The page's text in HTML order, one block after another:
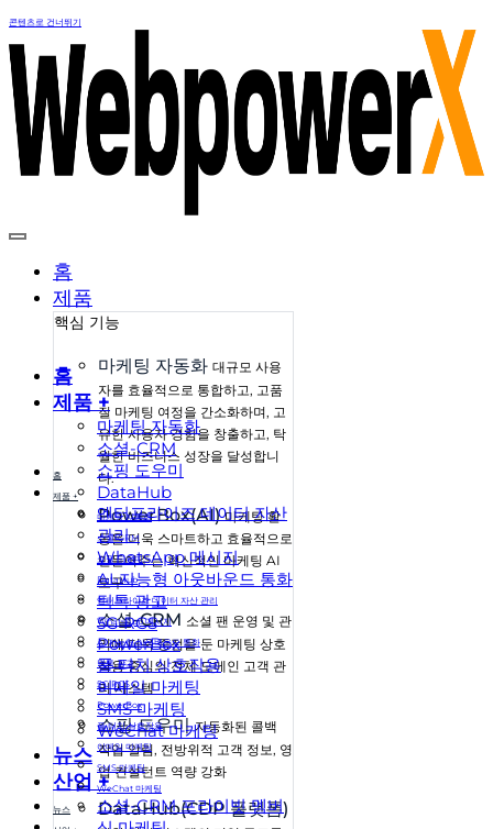
콘텐츠로 건너뛰기
홈
제품
핵심 기능
마케팅 자동화 대규모 사용
자를 효율적으로 통합하고, 고품
질 마케팅 여정을 간소화하며, 고
유한 사용자 경험을 창출하고, 탁
월한 비즈니스 성장을 달성합니
다.
PowerBox(AI) 마케팅 활
동을 더욱 스마트하고 효율적으로
만들어주는 혁신적인 마케팅 AI
도구
소셜-CRM 소셜 팬 운영 및 관
리에 더욱 중점을 둔 마케팅 상호
작용 중심의 전체 도메인 고객 관
리 시스템
쇼핑 도우미 자동화된 콜백
작업 알림, 전방위적 고객 정보, 영
업 컨설턴트 역량 강화
DataHub(CDP 플랫폼)
홈
제품 +
마케팅 자동화
소셜-CRM
쇼핑 도우미
DataHub
엔터프라이즈 데이터 자산
관리
WhatsApp 메시지
AI 지능형 아웃바운드 통화
틱톡 광고
5G RCS
PowerBox
풀 터치 상호작용
이메일 마케팅
SMS 마케팅
WeChat 마케팅
뉴스
산업 +
소셜-CRM 프라이빗 멤버
홈
제품 +
마케팅 자동화
소셜-CRM
쇼핑 도우미
DataHub
엔터프라이즈 데이터 자산 관리
WhatsApp 메시지
AI 지능형 아웃바운드 통화
틱톡 광고
5G RCS
PowerBox
풀 터치 상호작용
이메일 마케팅
SMS 마케팅
WeChat 마케팅
뉴스